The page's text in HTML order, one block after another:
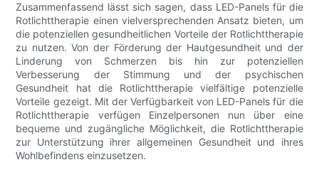
Zusammenfassend lässt sich sagen, dass LED-Panels für die
Rotlichttherapie einen vielversprechenden Ansatz bieten, um
die potenziellen gesundheitlichen Vorteile der Rotlichttherapie
zu nutzen. Von der Förderung der Hautgesundheit und der
Linderung von Schmerzen bis hin zur potenziellen
Verbesserung der Stimmung und der psychischen
Gesundheit hat die Rotlichttherapie vielfältige potenzielle
Vorteile gezeigt. Mit der Verfügbarkeit von LED-Panels für die
Rotlichttherapie verfügen Einzelpersonen nun über eine
bequeme und zugängliche Möglichkeit, die Rotlichttherapie
zur Unterstützung ihrer allgemeinen Gesundheit und ihres
Wohlbefindens einzusetzen.